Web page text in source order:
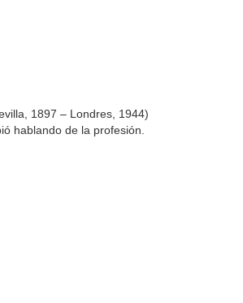
1897 – Londres, 1944)
hablando de la profesión.